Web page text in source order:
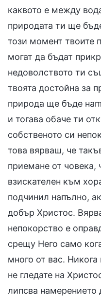
каквото е между
природата ти ще
този момент твоите
могат да бъдат
недоволството ти
твоята достойна за
природа ще бъде
и тогава обаче ти
собственото си
това вярваш, че
приемане от човека,
взискателен към
подчинил напълно,
добър Христос.
непокорство е
срещу Него само
много от вас.
не гледате на
липсва